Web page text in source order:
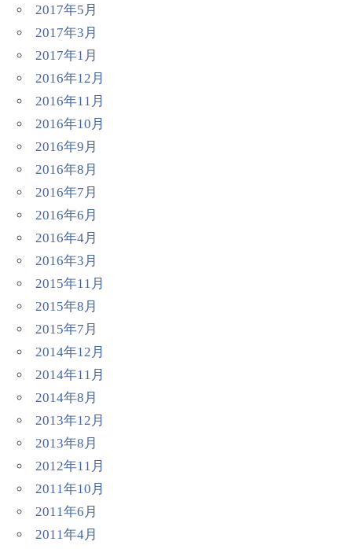
2017年5月
2017年3月
2017年1月
2016年12月
2016年11月
2016年10月
2016年9月
2016年8月
2016年7月
2016年6月
2016年4月
2016年3月
2015年11月
2015年8月
2015年7月
2014年12月
2014年11月
2014年8月
2013年12月
2013年8月
2012年11月
2011年10月
2011年6月
2011年4月